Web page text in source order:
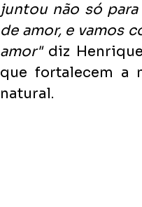
juntou não só para
de amor, e vamos
amor" diz
que fortalecem a
natural.